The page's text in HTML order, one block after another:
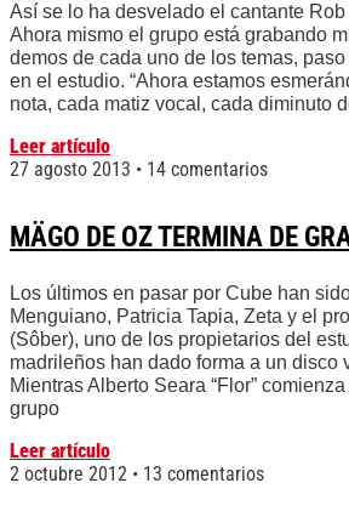
Así se lo ha desvelado el cantante
Ahora mismo el grupo está grabando
demos de cada uno de los temas,
en el estudio. “Ahora estamos
nota, cada matiz vocal, cada diminuto
Leer artículo
27 agosto 2013
14 comentarios
MÄGO DE OZ TERMINA DE
Los últimos en pasar por Cube han
Menguiano, Patricia Tapia, Zeta y el
(Sôber), uno de los propietarios del
madrileños han dado forma a un disco
Mientras Alberto Seara “Flor”
grupo
Leer artículo
2 octubre 2012
13 comentarios